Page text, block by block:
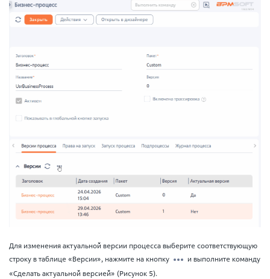
Для изменения актуальной версии процесса выберите соответствующую
строку в таблице «Версии», нажмите на кнопку
и выполните команду
«Сделать актуальной версией» (Рисунок 5).